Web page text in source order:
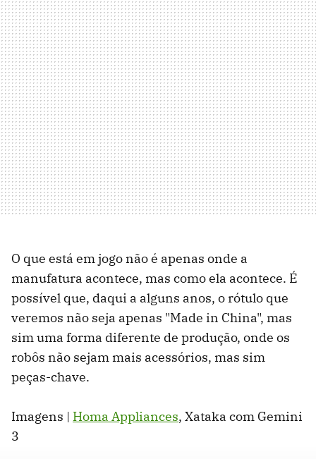
O que está em jogo não é apenas onde a
manufatura acontece, mas como ela acontece. É
possível que, daqui a alguns anos, o rótulo que
veremos não seja apenas "Made in China", mas
sim uma forma diferente de produção, onde os
robôs não sejam mais acessórios, mas sim
peças-chave.
Imagens | Homa Appliances, Xataka com Gemini
3